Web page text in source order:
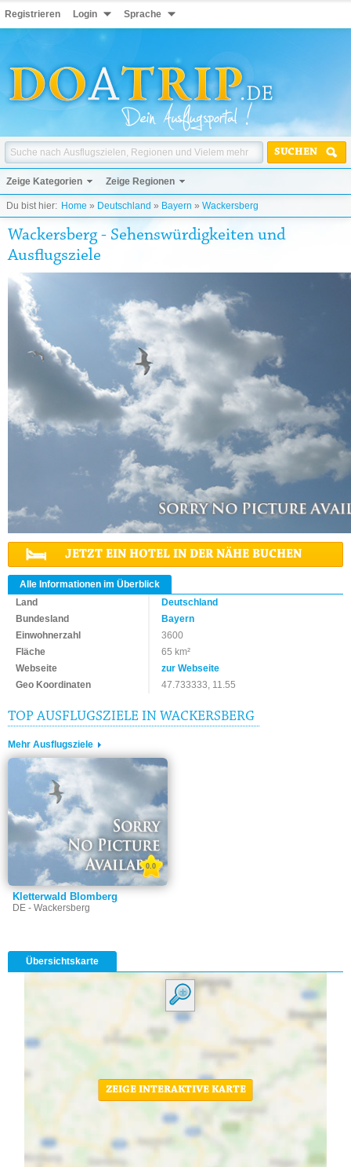
Registrieren Login Sprache
SUCHEN
Zeige Kategorien Zeige Regionen
Du bist hier: Home » Deutschland » Bayern » Wackersberg
Wackersberg - Sehenswürdigkeiten und
Ausflugsziele
JETZT EIN HOTEL IN DER NÄHE BUCHEN
Alle Informationen im Überblick
Land
Deutschland
Bundesland
Bayern
Einwohnerzahl
3600
Fläche
65 km²
Webseite
zur Webseite
Geo Koordinaten
47.733333, 11.55
TOP AUSFLUGSZIELE IN WACKERSBERG
Mehr Ausflugsziele
Kletterwald Blomberg
DE - Wackersberg
0.0
Übersichtskarte
ZEIGE INTERAKTIVE KARTE